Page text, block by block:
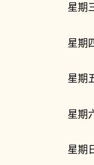
星期
星期
星期
星期
星期